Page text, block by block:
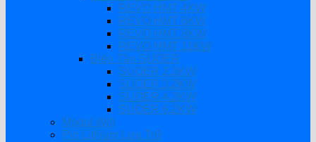
REVO HMT 4KW
REVO HMT 6KW
REVO HMT 8KW
REVO HMT 11KW
Biến Tần SUOER
SUOER 2.2KW
SUOER 3.2KW
SUOER 4.2KW
SUOER 6.2KW
Modul Wifi
Pin Lithium Lưu Trữ